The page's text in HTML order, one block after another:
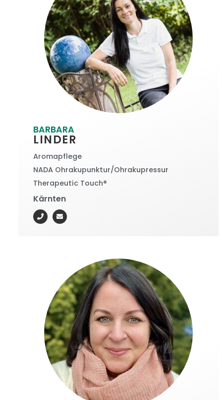
BARBARA
LINDER
Aromapflege
NADA Ohrakupunktur/Ohrakupressur
Therapeutic Touch®
Kärnten